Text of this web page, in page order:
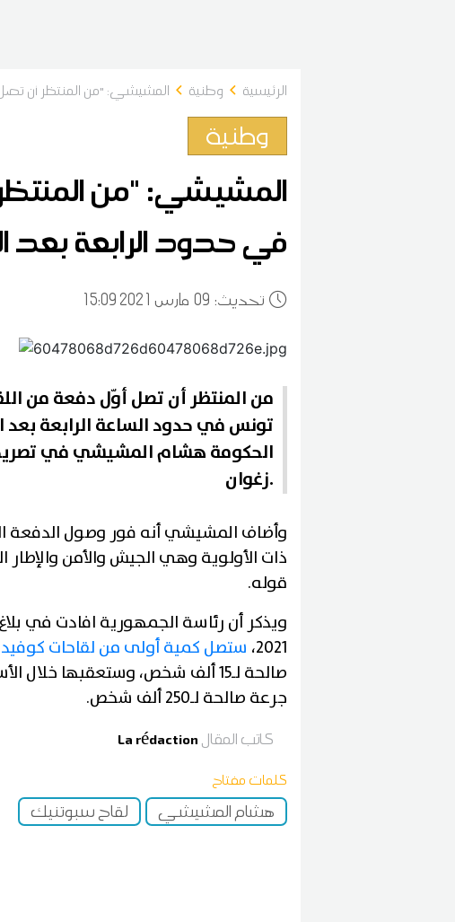
الرئيسية وطنية المشيشي: "من المنتظر أن
وطنية
المشيشي: "من
في حدود الرابعة بعد
:تحديث 09 15:09 2021 مارس
من المنتظر أن تصل أوّل دفعة من
تونس في حدود الساعة الرابعة بعد
الحكومة هشام المشيشي في تصريح
زغوان.
وأضاف المشيشي أنه فور وصول الدفعة
ذات الأولوية وهي الجيش والأمن
قوله.
2021، ستصل كمية أولى من لقاحات كوفيد 19
جرعة صالحة لـ250 ألف شخص.
كاتب المقال La rédaction
كلمات مفتاح
هشام المشيشي لقاح سبوتنيك